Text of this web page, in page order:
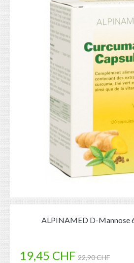
ALPINAMED D-Mannose
19,45 CHF 22,90 CHF